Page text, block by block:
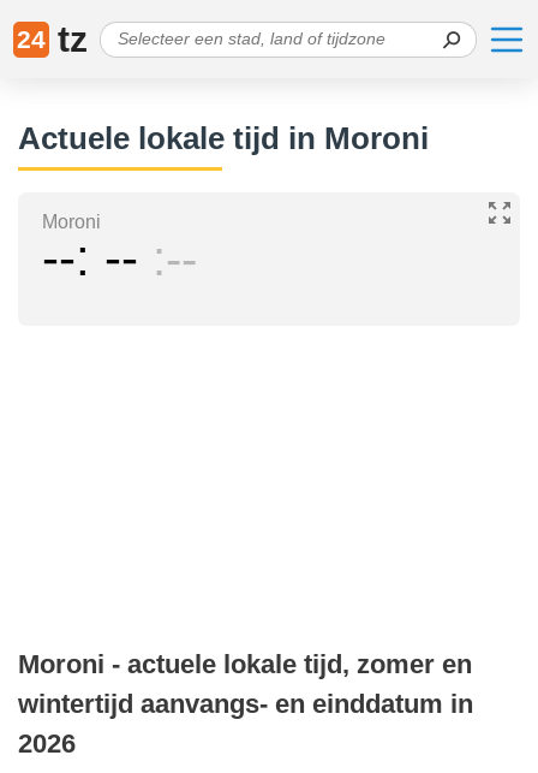
24 tz
Actuele lokale tijd in Moroni
Moroni
-- -- --
Moroni - actuele lokale tijd, zomer en
wintertijd aanvangs- en einddatum in
2026